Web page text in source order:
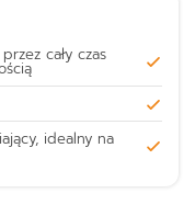
cały czas
idealny na